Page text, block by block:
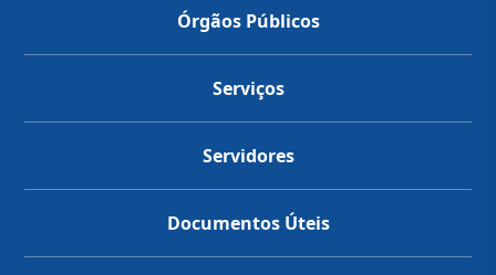
Órgãos Públicos
Serviços
Servidores
Documentos Úteis